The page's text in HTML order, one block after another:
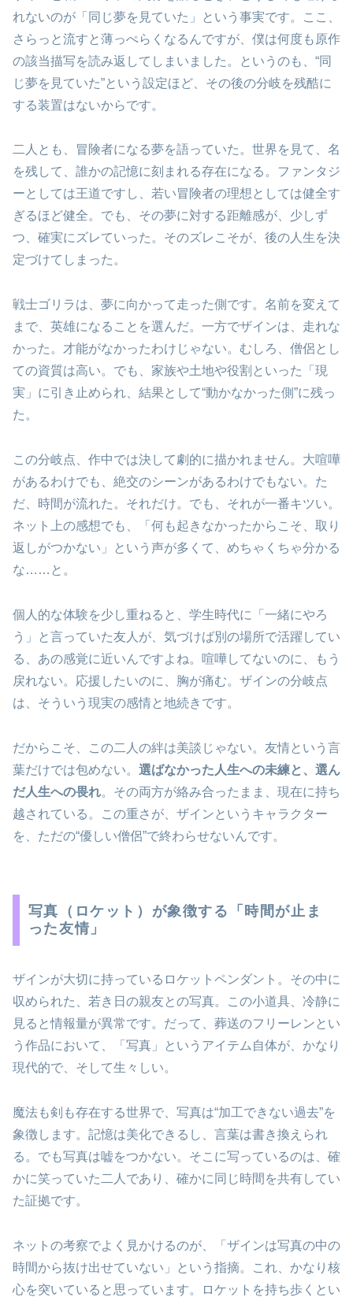
れないのが「同じ夢を見ていた」という事実です。ここ、
さらっと流すと薄っぺらくなるんですが、僕は何度も原作
の該当描写を読み返してしまいました。というのも、“同
じ夢を見ていた”という設定ほど、その後の分岐を残酷に
する装置はないからです。
二人とも、冒険者になる夢を語っていた。世界を見て、名
を残して、誰かの記憶に刻まれる存在になる。ファンタジ
ーとしては王道ですし、若い冒険者の理想としては健全す
ぎるほど健全。でも、その夢に対する距離感が、少しず
つ、確実にズレていった。そのズレこそが、後の人生を決
定づけてしまった。
戦士ゴリラは、夢に向かって走った側です。名前を変えて
まで、英雄になることを選んだ。一方でザインは、走れな
かった。才能がなかったわけじゃない。むしろ、僧侶とし
ての資質は高い。でも、家族や土地や役割といった「現
実」に引き止められ、結果として“動かなかった側”に残っ
た。
この分岐点、作中では決して劇的に描かれません。大喧嘩
があるわけでも、絶交のシーンがあるわけでもない。た
だ、時間が流れた。それだけ。でも、それが一番キツい。
ネット上の感想でも、「何も起きなかったからこそ、取り
返しがつかない」という声が多くて、めちゃくちゃ分かる
な……と。
個人的な体験を少し重ねると、学生時代に「一緒にやろ
う」と言っていた友人が、気づけば別の場所で活躍してい
る、あの感覚に近いんですよね。喧嘩してないのに、もう
戻れない。応援したいのに、胸が痛む。ザインの分岐点
は、そういう現実の感情と地続きです。
だからこそ、この二人の絆は美談じゃない。友情という言
葉だけでは包めない。 選ばなかった人生への未練と、選ん
だ人生への畏れ。その両方が絡み合ったまま、現在に持ち
越されている。この重さが、ザインというキャラクター
を、ただの“優しい僧侶”で終わらせないんです。
写真（ロケット）が象徴する「時間が止ま
った友情」
ザインが大切に持っているロケットペンダント。その中に
収められた、若き日の親友との写真。この小道具、冷静に
見ると情報量が異常です。だって、葬送のフリーレンとい
う作品において、「写真」というアイテム自体が、かなり
現代的で、そして生々しい。
魔法も剣も存在する世界で、写真は“加工できない過去”を
象徴します。記憶は美化できるし、言葉は書き換えられ
る。でも写真は嘘をつかない。そこに写っているのは、確
かに笑っていた二人であり、確かに同じ時間を共有してい
た証拠です。
ネットの考察でよく見かけるのが、「ザインは写真の中の
時間から抜け出せていない」という指摘。これ、かなり核
心を突いていると思っています。ロケットを持ち歩くとい